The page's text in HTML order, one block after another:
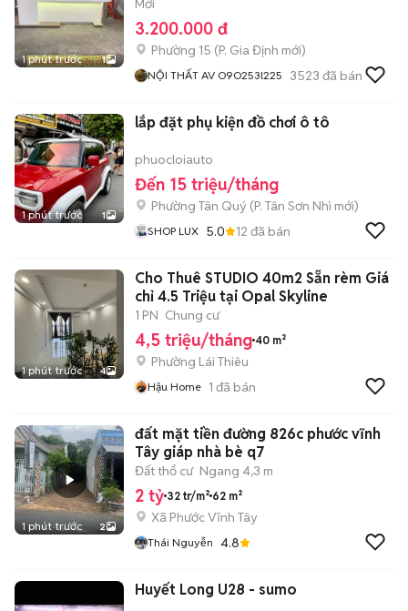
1 phút trước 1
Mới
3.200.000 đ
Phường 15 (P. Gia Định mới)
NỘI THẤT AV O9O253l225 3523 đã bán
1 phút trước 1
lắp đặt phụ kiện đồ chơi ô tô
phuocloiauto
Đến 15 triệu/tháng
Phường Tân Quý (P. Tân Sơn Nhì mới)
SHOP LUX 5.0 12 đã bán
1 phút trước 4
Cho Thuê STUDIO 40m2 Sẵn rèm Giá
chỉ 4.5 Triệu tại Opal Skyline
1 PN Chung cư
4,5 triệu/tháng 40 m²
Phường Lái Thiêu
Hậu Home 1 đã bán
1 phút trước 2
đất mặt tiền đường 826c phước vĩnh
Tây giáp nhà bè q7
Đất thổ cư Ngang 4,3 m
2 tỷ 32 tr/m² 62 m²
Xã Phước Vĩnh Tây
Thái Nguyễn 4.8
Huyết Long U28 - sumo